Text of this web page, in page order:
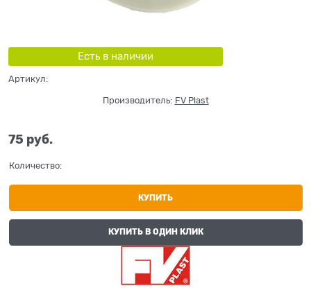
Есть в наличии
Артикул:
Производитель: FV Plast
75 руб.
Количество:
КУПИТЬ
КУПИТЬ В ОДИН КЛИК